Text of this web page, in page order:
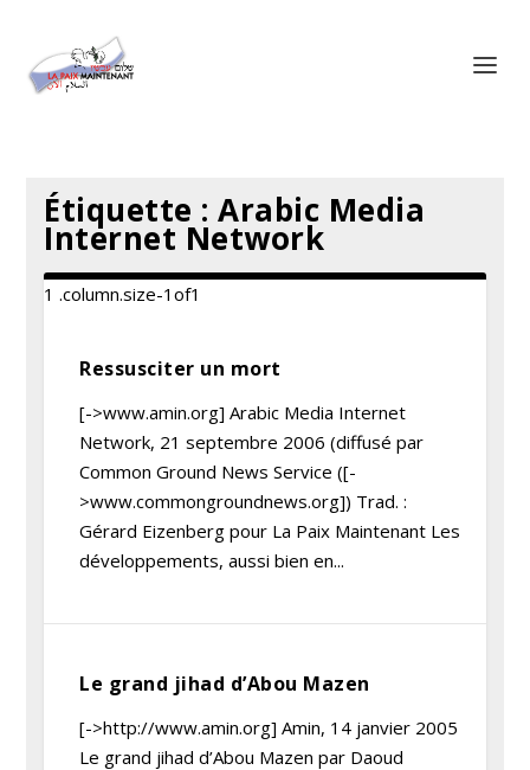
Étiquette :Arabic Media
Internet Network
Ressusciter un mort
[->www.amin.org] Arabic Media Internet
Network, 21 septembre 2006 (diffusé par
Common Ground News Service ([-
>www.commongroundnews.org]) Trad. :
Gérard Eizenberg pour La Paix Maintenant Les
développements, aussi bien en...
Le grand jihad d’Abou Mazen
[->http://www.amin.org] Amin, 14 janvier 2005
Le grand jihad d’Abou Mazen par Daoud